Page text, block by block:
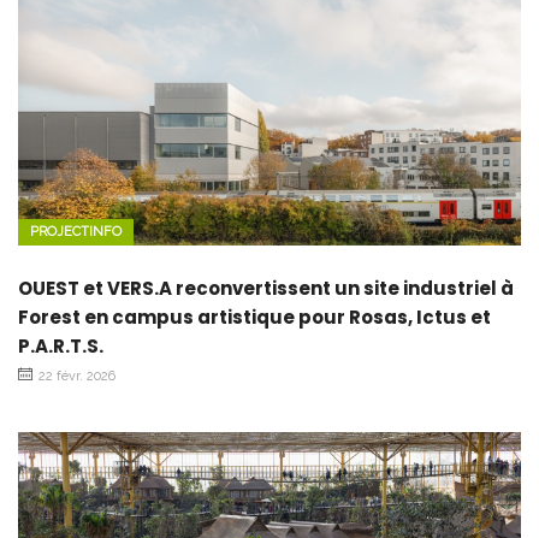
PROJECTINFO
OUEST et VERS.A reconvertissent un site industriel à
Forest en campus artistique pour Rosas, Ictus et
P.A.R.T.S.
22 févr. 2026